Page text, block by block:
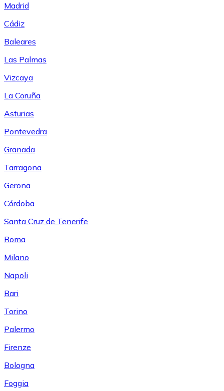
Madrid
Cádiz
Baleares
Las Palmas
Vizcaya
La Coruña
Asturias
Pontevedra
Granada
Tarragona
Gerona
Córdoba
Santa Cruz de Tenerife
Roma
Milano
Napoli
Bari
Torino
Palermo
Firenze
Bologna
Foggia